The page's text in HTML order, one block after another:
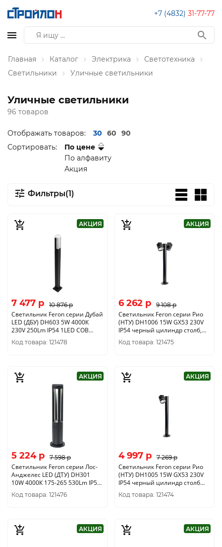
+7 (4832) 31-77-77
Главная Каталог Электрика
Светотехника
Светильники
Уличные светильники
Уличные светильники
96 товаров
Отображать товаров: 30 60
90
Сортировать:
По цене
По алфавиту
Акция
Фильтры(1)
АКЦИЯ
7 477 p 10 876 p
Светильник Feron серии Дубай
LED (ДБУ) DH603 5W 4000К
230V 250Lm IP54 1LED COB
столб черный корпус
алюминий 50*50*800мм
Код товара: 121478
АКЦИЯ
6 262 p 9 108 p
Светильник Feron серии Рио
(НТУ) DH1006 15W GX53 230V
IP54 черный цилиндр столб,
230*85*600мм 11711
Код товара: 121475
АКЦИЯ
5 224 p 7 598 p
Светильник Feron серии Лос-
Анджелес LED (ДТУ) DH301
10W 4000К 175-265 530Lm IP54
1LED COB столб черный корпус
алюминий 105*105*600мм
Код товара: 121476
АКЦИЯ
4 997 p 7 269 p
Светильник Feron серии Рио
(НТУ) DH1005 15W GX53 230V
IP54 черный цилиндр столб
155*85*600мм 11710
Код товара: 121474
АКЦИЯ АКЦИЯ